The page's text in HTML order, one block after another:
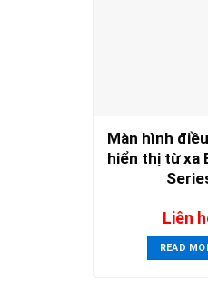
Màn hình
hiển thị từ xa
Liên
READ